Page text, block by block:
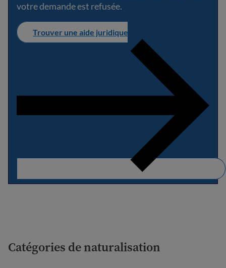
votre demande est refusée.
Trouver une aide juridique
Catégories de naturalisation